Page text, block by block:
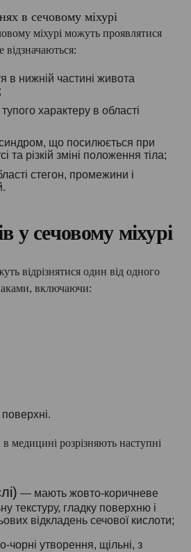
в сечовому міхурі
міхурі можуть проявлятися
відзначаються:
в нижній частині живота
характеру в області
що посилюється при
та різкій зміні положення тіла;
стегон, промежини і
у сечовому міхурі
відрізнятися один від одного
включаючи:
медицині розрізняють наступні
— мають жовто-коричневе
текстуру, гладку поверхню і
відкладень сечової кислоти;
чорні утворення, щільні, з